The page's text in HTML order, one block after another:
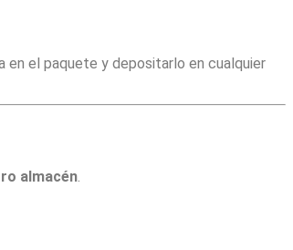
en el paquete y depositarlo en cualquier
almacén